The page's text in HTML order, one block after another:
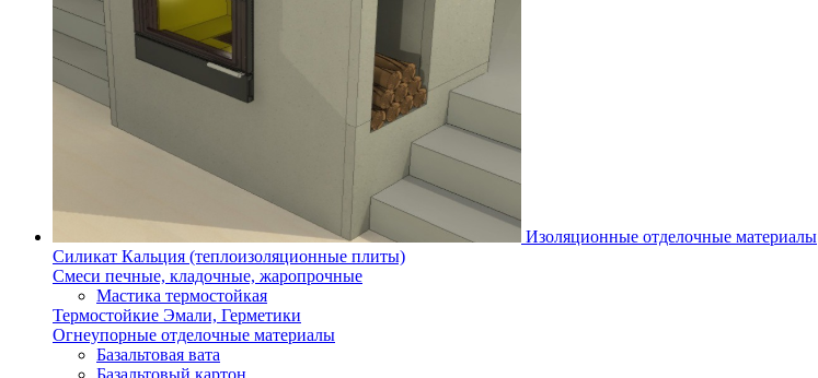
Изоляционные отделочные материалы
Силикат Кальция (теплоизоляционные плиты)
Смеси печные, кладочные, жаропрочные
Мастика термостойкая
Термостойкие Эмали, Герметики
Огнеупорные отделочные материалы
Базальтовая вата
Базальтовый картон